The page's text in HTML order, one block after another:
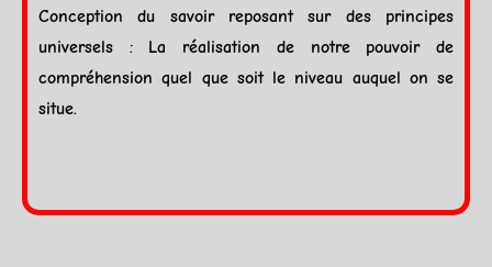
Conception du savoir reposant sur des principes
universels : La réalisation de notre pouvoir de
compréhension quel que soit le niveau auquel on se
situe.